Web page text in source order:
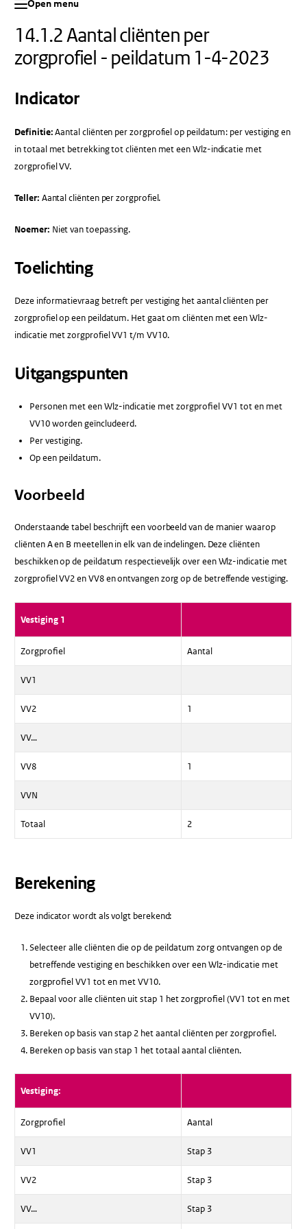
Open menu
14.1.2 Aantal cliënten per
zorgprofiel - peildatum 1-4-2023
Indicator
Definitie:Aantal cliënten per zorgprofiel op peildatum: per vestiging en
in totaal met betrekking tot cliënten met een Wlz-indicatie met
zorgprofiel VV.
Teller: Aantal cliënten per zorgprofiel.
Noemer: Niet van toepassing.
Toelichting
Deze informatievraag betreft per vestiging het aantal cliënten per
zorgprofiel op een peildatum. Het gaat om cliënten met een Wlz-
indicatie met zorgprofiel VV1 t/m VV10.
Uitgangspunten
Personen met een Wlz-indicatie met zorgprofiel VV1 tot en met
VV10 worden geïncludeerd.
Per vestiging.
Op een peildatum.
Voorbeeld
Onderstaande tabel beschrijft een voorbeeld van de manier waarop
cliënten A en B meetellen in elk van de indelingen. Deze cliënten
beschikken op de peildatum respectievelijk over een Wlz-indicatie met
zorgprofiel VV2 en VV8 en ontvangen zorg op de betreffende vestiging.
Vestiging 1
Zorgprofiel Aantal
VV1
VV2 1
VV…
VV8 1
VVN
Totaal 2
Berekening
Deze indicator wordt als volgt berekend:
Selecteer alle cliënten die op de peildatum zorg ontvangen op de
betreffende vestiging en beschikken over een Wlz-indicatie met
zorgprofiel VV1 tot en met VV10.
Bepaal voor alle cliënten uit stap 1 het zorgprofiel (VV1 tot en met
VV10).
Bereken op basis van stap 2 het aantal cliënten per zorgprofiel.
Bereken op basis van stap 1 het totaal aantal cliënten.
Vestiging:
Zorgprofiel Aantal
VV1 Stap 3
VV2 Stap 3
VV… Stap 3